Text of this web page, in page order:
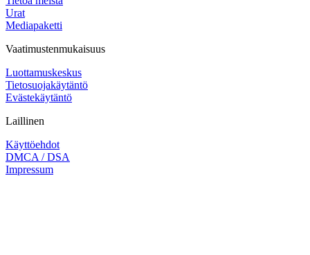
Urat
Mediapaketti
Vaatimustenmukaisuus
Luottamuskeskus
Tietosuojakäytäntö
Evästekäytäntö
Laillinen
Käyttöehdot
DMCA / DSA
Impressum